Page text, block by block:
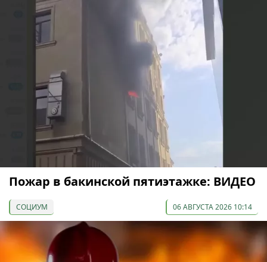
Пожар в бакинской пятиэтажке: ВИДЕО
СОЦИУМ 06 АВГУСТА 2026 10:14